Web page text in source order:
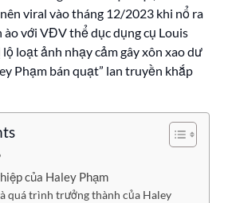
viral vào tháng 12/2023 khi nổ ra
ào với VĐV thể dục dụng cụ Louis
loạt ảnh nhạy cảm gây xôn xao dư
Phạm bán quạt” lan truyền khắp
của Haley Phạm
quá trình trưởng thành của Haley